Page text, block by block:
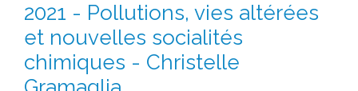
2021 - Pollutions, vies altérées
et nouvelles socialités
chimiques - Christelle